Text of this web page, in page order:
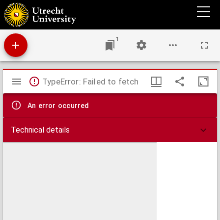
Alchoran. Das ist, des Mahometischen Gesatzbůchs, vnd Türckischen Aberglaubens
ynnhalt, vnd ablänung ...
1
Mirador
viewer
TypeError: Failed to fetch
An error occurred
Technical details